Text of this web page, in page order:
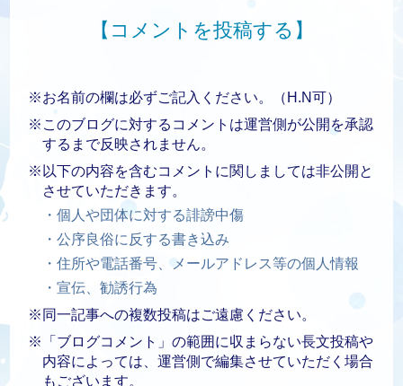
【コメントを投稿する】
※お名前の欄は必ずご記入ください。（H.N可）
※このブログに対するコメントは運営側が公開を承認
するまで反映されません。
※以下の内容を含むコメントに関しましては非公開と
させていただきます。
・個人や団体に対する誹謗中傷
・公序良俗に反する書き込み
・住所や電話番号、メールアドレス等の個人情報
・宣伝、勧誘行為
※同一記事への複数投稿はご遠慮ください。
※「ブログコメント」の範囲に収まらない長文投稿や
内容によっては、運営側で編集させていただく場合
もございます。